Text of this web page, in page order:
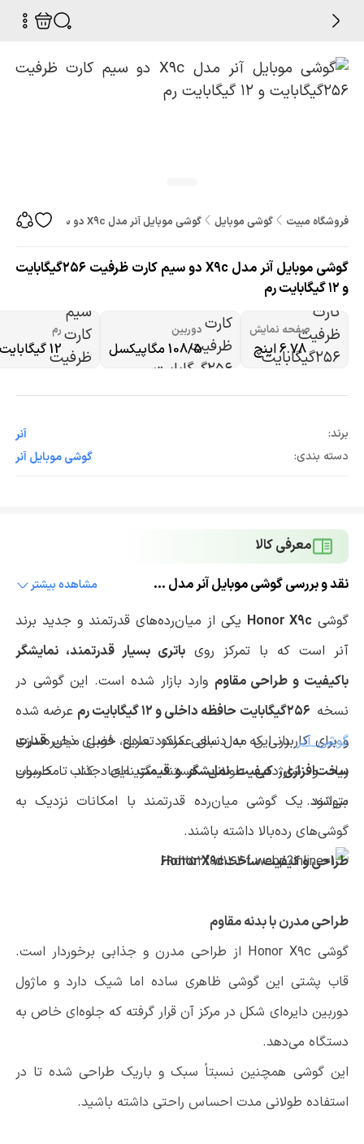
فروشگاه مبیت گوشی موبایل گوشی موبایل آنر مدل X9c دو سیم کارت ظرفیت 256گیگابایت و 12 گیگابایت رم
گوشی موبایل آنر مدل X9c دو سیم کارت ظرفیت 256گیگابایت
و 12 گیگابایت رم
صفحه نمایش
6.78 اینچ
دوربین
108/5 مگاپیکسل
رم
12 گیگابایت
برند:
آنر
دسته بندی:
گوشی موبایل آنر
معرفی کالا
نقد و بررسی گوشی موبایل آنر مدل X9c دو سیم کارت ظرفیت 256گیگابایت و 12 گیگابایت رم
مشاهده بیشتر
گوشی Honor X9c یکی از میان‌رده‌های قدرتمند و جدید برند
آنر است که با تمرکز رویباتری بسیار قدرتمند، نمایشگر
باکیفیت و طراحی مقاوم وارد بازار شده است. این گوشی در
نسخه 256گیگابایت حافظه داخلی و 12 گیگابایت رم
عرضه شده
و برای کاربرانی که به دنبال عملکرد سریع، فضای ذخیره‌سازی
زیاد و شارژدهی طولانی هستند گزینه‌ای جذاب محسوب
می‌شود.
گوشی آنردر این مدل سعی کرده تعادل خوبی میانقدرت
سخت‌افزاری، کیفیت نمایشگر و قیمتایجاد کند تا کاربران
بتوانند یک گوشی میان‌رده قدرتمند با امکانات نزدیک به
گوشی‌های رده‌بالا داشته باشند.
طراحی و کیفیت ساختHonor X9c
طراحی مدرن با بدنه مقاوم
گوشی Honor X9c از طراحی مدرن و جذابی برخوردار است.
قاب پشتی این گوشی ظاهری ساده اما شیک دارد و ماژول
دوربین دایره‌ای شکل در مرکز آن قرار گرفته که جلوه‌ای خاص به
دستگاه می‌دهد.
این گوشی همچنین نسبتاً سبک و باریک طراحی شده تا در
استفاده طولانی مدت احساس راحتی داشته باشید.